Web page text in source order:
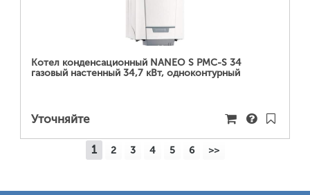
ПОДРОБНЕЕ...
Котел конденсационный NANEO S PMC-S 34
газовый настенный 34,7 кВт, одноконтурный
Уточняйте
1 2 3 4 5 6 >>